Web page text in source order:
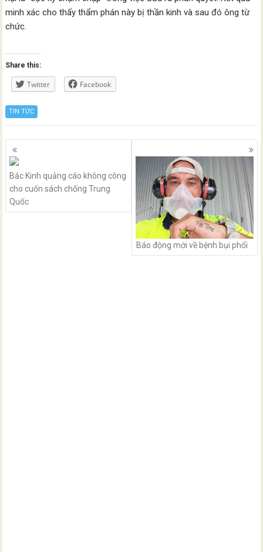
minh xác cho thấy thẩm phán này bị thần kinh và sau đó ông từ
chức.
Share this:
Twitter Facebook
TIN TỨC
Posts
navigation
Bắc Kinh quảng cáo không công
cho cuốn sách chống Trung
Quốc
Báo động mới về bệnh bụi phổi